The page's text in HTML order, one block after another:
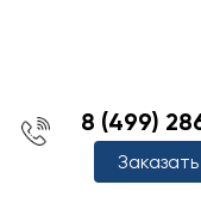
8 (499)